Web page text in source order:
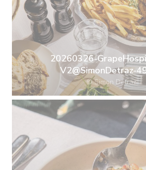
20260326-
V2@SimonDetraz-
© Simon Detraz